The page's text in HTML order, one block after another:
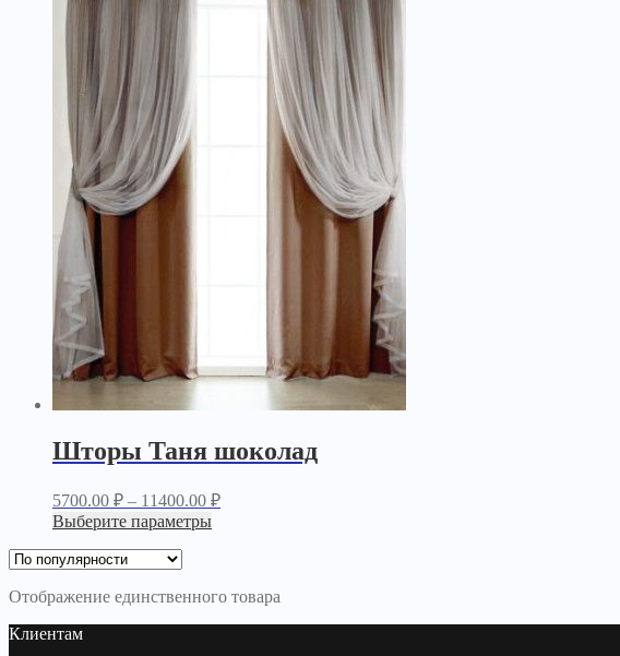
Шторы Таня шоколад
5700.00 ₽ – 11400.00 ₽
Выберите параметры
Отображение единственного товара
Клиентам